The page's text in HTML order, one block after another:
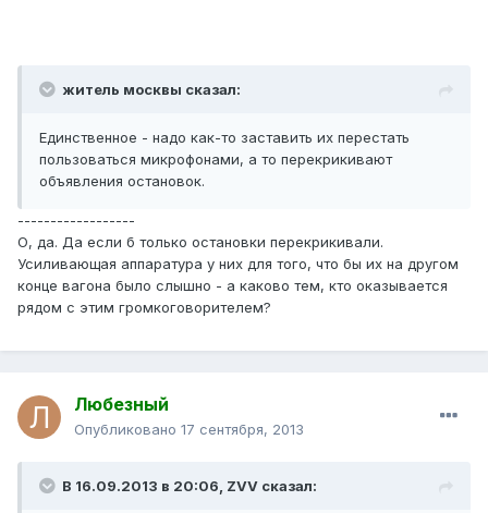
житель москвы сказал:
Единственное - надо как-то заставить их перестать
пользоваться микрофонами, а то перекрикивают
объявления остановок.
------------------
О, да. Да если б только остановки перекрикивали.
Усиливающая аппаратура у них для того, что бы их на другом
конце вагона было слышно - а каково тем, кто оказывается
рядом с этим громкоговорителем?
Любезный
Опубликовано 17 сентября, 2013
В 16.09.2013 в 20:06, ZVV сказал: